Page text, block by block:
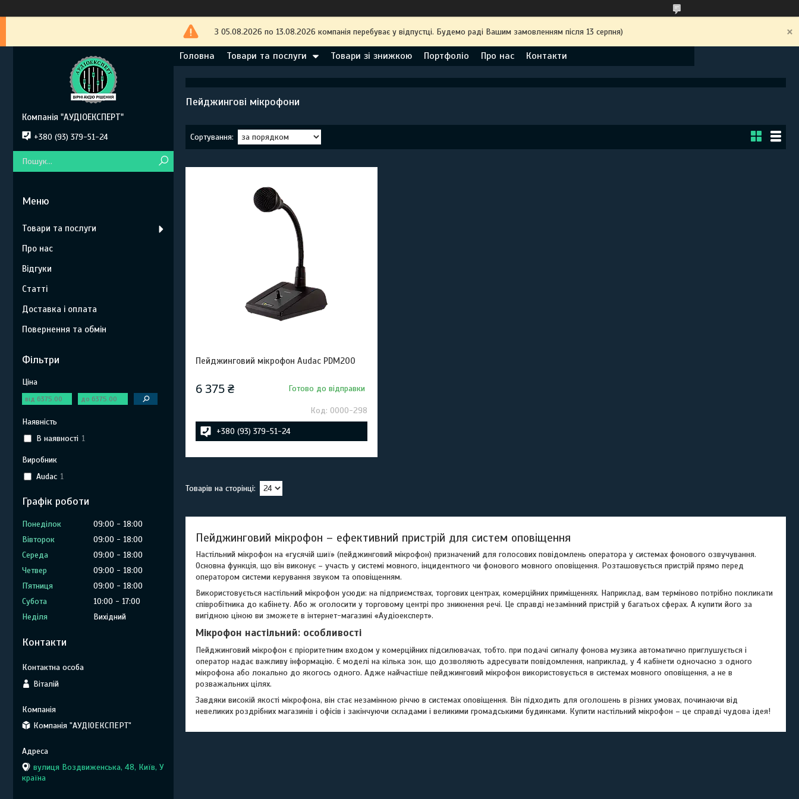
З 05.08.2026 по 13.08.2026 компанія перебуває у відпустці. Будемо раді Вашим замовленням після 13 серпня)
Головна Товари та послуги Товари зі знижкою Портфоліо Про нас Контакти
Пейджингові мікрофони
Пейджинговий мікрофон Audac PDM200
6 375 ₴ Готово до відправки
0000-298
+380 (93) 379-51-24
Пейджинговий мікрофон – ефективний пристрій для систем оповіщення
Настільний мікрофон на «гусячій шиї» (пейджинговий мікрофон) призначений для голосових повідомлень оператора у системах фонового озвучування.
Основна функція, що він виконує – участь у системі мовного, інцидентного чи фонового мовного оповіщення. Розташовується пристрій прямо перед
оператором системи керування звуком та оповіщенням.
Використовується настільний мікрофон усюди: на підприємствах, торгових центрах, комерційних приміщеннях. Наприклад, вам терміново потрібно покликати
співробітника до кабінету. Або ж оголосити у торговому центрі про зникнення речі. Це справді незамінний пристрій у багатьох сферах. А купити його за
вигідною ціною ви зможете в інтернет-магазині «Аудіоексперт».
Мікрофон настільний: особливості
Пейджинговий мікрофон є пріоритетним входом у комерційних підсилювачах, тобто. при подачі сигналу фонова музика автоматично приглушується і
оператор надає важливу інформацію. Є моделі на кілька зон, що дозволяють адресувати повідомлення, наприклад, у 4 кабінети одночасно з одного
мікрофона або локально до якогось одного. Адже найчастіше пейджинговий мікрофон використовується в системах мовного оповіщення, а не в
розважальних цілях.
Завдяки високій якості мікрофона, він стає незамінною річчю в системах оповіщення. Він підходить для оголошень в різних умовах, починаючи від
невеликих роздрібних магазинів і офісів і закінчуючи складами і великими громадськими будинками. Купити настільний мікрофон – це справді чудова ідея!
Компанія "АУДІОЕКСПЕРТ"
+380 (93) 379-51-24
Товари та послуги
Про нас
Відгуки
Статті
Доставка і оплата
Повернення та обмін
Фільтри
Ціна
Наявність
В наявності 1
Виробник
Audac 1
Графік роботи
Понеділок 09:00
18:00
Вівторок
09:00
18:00
Середа
09:00
18:00
Четвер
09:00
18:00
Пʼятниця
09:00
18:00
Субота
10:00
17:00
Неділя
Вихідний
Контакти
Віталій
Компанія "АУДІОЕКСПЕРТ"
вулиця Воздвиженська, 48, Київ, У
країна